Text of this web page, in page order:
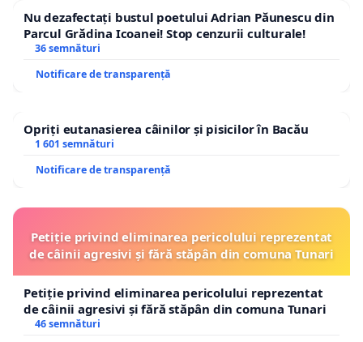
Nu dezafectați bustul poetului Adrian Păunescu din
Parcul Grădina Icoanei! Stop cenzurii culturale!
36 semnături
Notificare de transparență
Opriți eutanasierea câinilor și pisicilor în Bacău
1 601 semnături
Notificare de transparență
Petiție privind eliminarea pericolului reprezentat
de câinii agresivi și fără stăpân din comuna Tunari
Petiție privind eliminarea pericolului reprezentat
de câinii agresivi și fără stăpân din comuna Tunari
46 semnături